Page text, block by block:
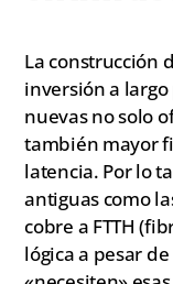
La construcción
inversión a largo
nuevas no solo
también mayor
latencia. Por lo
antiguas como
cobre a FTTH
lógica a pesar